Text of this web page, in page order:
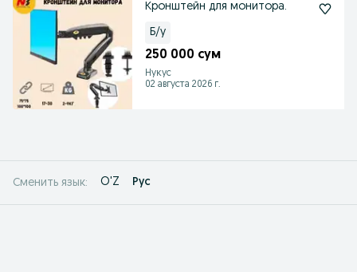
Кронштейн для монитора.
Б/у
250 000 сум
Нукус
02 августа 2026 г.
Сменить язык: O'Z Рус